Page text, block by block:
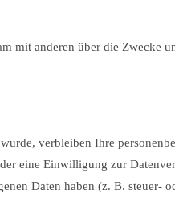
mit anderen über die Zwecke
verbleiben Ihre
eine Einwilligung zur
Daten haben (z. B. steuer-